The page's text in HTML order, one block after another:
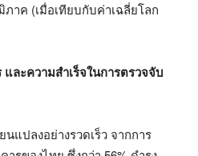
าค (เมื่อเทียบกับค่าเฉลี่ยโลก
ละความสำเร็จในการตรวจจับ
แปลงอย่างรวดเร็ว จากการ